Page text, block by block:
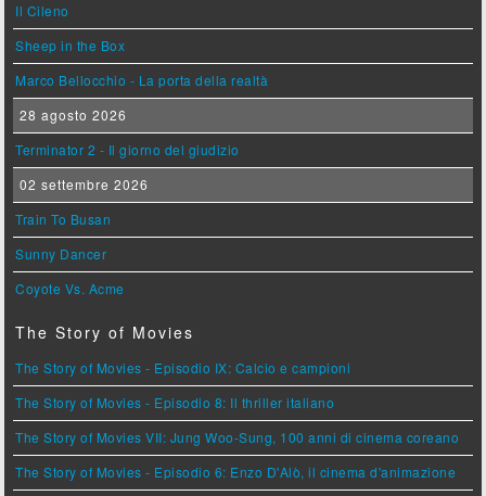
Il Cileno
Sheep in the Box
Marco Bellocchio - La porta della realtà
28 agosto 2026
Terminator 2 - Il giorno del giudizio
02 settembre 2026
Train To Busan
Sunny Dancer
Coyote Vs. Acme
The Story of Movies
The Story of Movies - Episodio IX: Calcio e campioni
The Story of Movies - Episodio 8: Il thriller italiano
The Story of Movies VII: Jung Woo-Sung, 100 anni di cinema coreano
The Story of Movies - Episodio 6: Enzo D'Alò, il cinema d'animazione